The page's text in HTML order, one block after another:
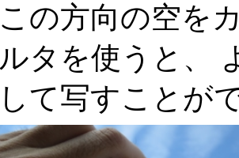
この方向の空を
ルタを使うと、
して写すことが